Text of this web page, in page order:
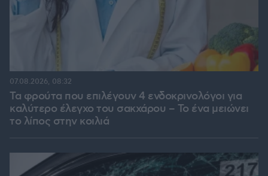
Τα φρούτα που επιλέγουν 4 ενδοκρινολόγοι για
καλύτερο έλεγχο του σακχάρου – Το ένα μειώνει
το λίπος στην κοιλιά
07.08.2026, 08:32